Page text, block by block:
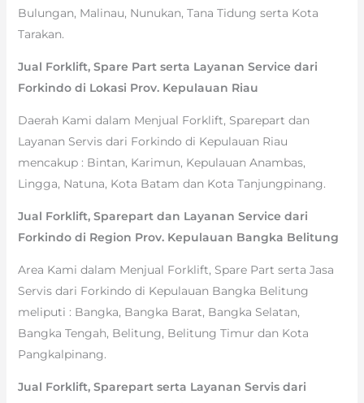
Bulungan, Malinau, Nunukan, Tana Tidung serta Kota
Tarakan.
Jual Forklift, Spare Part serta Layanan Service dari
Forkindo di Lokasi Prov. Kepulauan Riau
Daerah Kami dalam Menjual Forklift, Sparepart dan
Layanan Servis dari Forkindo di Kepulauan Riau
mencakup : Bintan, Karimun, Kepulauan Anambas,
Lingga, Natuna, Kota Batam dan Kota Tanjungpinang.
Jual Forklift, Sparepart dan Layanan Service dari
Forkindo di Region Prov. Kepulauan Bangka Belitung
Area Kami dalam Menjual Forklift, Spare Part serta Jasa
Servis dari Forkindo di Kepulauan Bangka Belitung
meliputi : Bangka, Bangka Barat, Bangka Selatan,
Bangka Tengah, Belitung, Belitung Timur dan Kota
Pangkalpinang.
Jual Forklift, Sparepart serta Layanan Servis dari